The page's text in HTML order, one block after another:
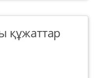
құжаттар